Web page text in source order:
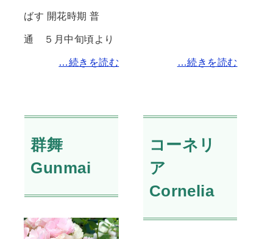
ばす 開花時期 普
通 ５月中旬頃より
…続きを読む …続きを読む
群舞
Gunmai
コーネリ
ア
Cornelia